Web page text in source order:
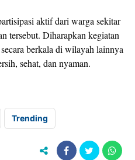
aktif dari warga sekitar
tersebut. Diharapkan kegiatan
berkala di wilayah lainnya
sehat, dan nyaman.
Trending